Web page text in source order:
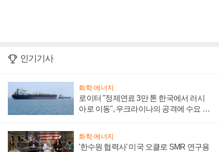
인기기사
화학·에너지
로이터 "정제연료 3만 톤 한국에서 러시
아로 이동", 우크라이나의 공격에 수요 늘
화학·에너지
'한수원 협력사' 미국 오클로 SMR 연구용